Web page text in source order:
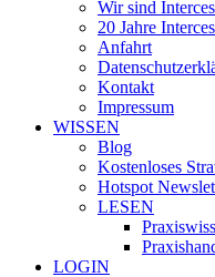
Wir sind
20 Jahre
Anfahrt
Kontakt
Impressum
WISSEN
Blog
Kostenloses
Hotspot
LESEN
LOGIN